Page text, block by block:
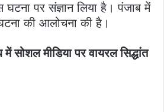
पर संज्ञान लिया है। पंजाब में
की आलोचना की है।
सोशल मीडिया पर वायरल सिद्धांत